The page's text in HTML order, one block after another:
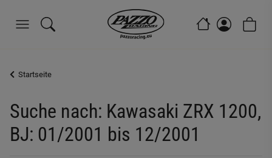
Startseite
Suche nach: Kawasaki ZRX 1200,
BJ: 01/2001 bis 12/2001